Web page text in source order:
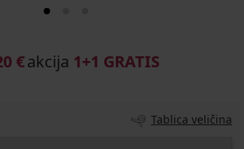
€akcija 1+1 GRATIS
Tablica veličina